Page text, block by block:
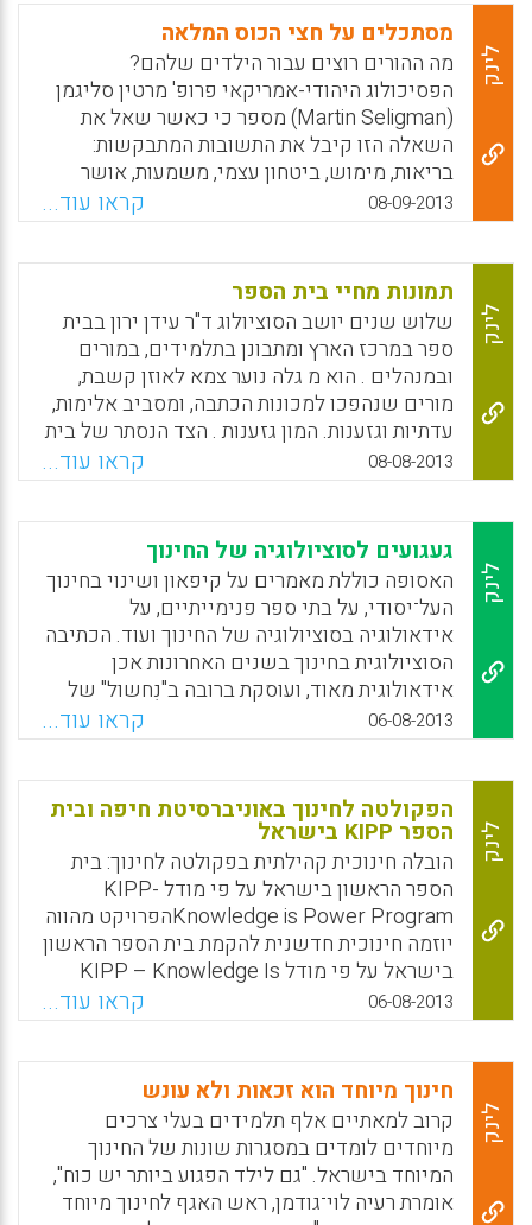
הדרוזי הגיע ל-54.8% – גבוה יותר מהממוצע
בישראל, 49.8%, ודומה לשיעור הזכאים במגזר
היהודי, 55.3%. השינוי הזה בציבור הדרוזי ובבית
ג'אן התחולל על ידי צוותי המורים הוותיקים בבתי
הספר – שלא הוחלפו ולא קיבלו תגבור מהחוץ. גם
התלמידים הם אלה שלמדו בבתי הספר קודם לכן,
ונכשלו בעבר. גם שיעור הנשירה הצטמצם ( ליאור
דטל).
WhatsApp
Facebook
Email
X
לינק
מסתכלים על חצי הכוס המלאה
מה ההורים רוצים עבור הילדים שלהם?
הפסיכולוג היהודי-אמריקאי פרופ' מרטין סליגמן
(Martin Seligman) מספר כי כאשר שאל את
השאלה הזו קיבל את התשובות המתבקשות:
בריאות, מימוש, ביטחון עצמי, משמעות, אושר
ורווחה נפשית. ואולם, בתי הספר מתמקדים
בפיתוח תחומים אחרים: משמעת עצמית, עמידה
בזמנים, הצלחה בבחינות וחשיבה ביקורתית.
בעולם ההישגי והתחרותי של ימינו, הערכים
והכישורים הללו אכן חשובים, אך לא די בהם.
תפקיד מערכת החינוך הוא לראות את התלמיד
כאדם שלם ולהכין אותו לחיים במובן הרחב של
המלה. אם כך, מדוע היא מתעלמת מהכישורים
שהורים מחשיבים כחיוניים לאושרם של
ילדיהם? ( רווית שרף) .
WhatsApp
Facebook
Email
X
08-09-2013 קראו עוד...
לינק
תמונות מחיי בית הספר
שלוש שנים יושב הסוציולוג ד"ר עידן ירון בבית
ספר במרכז הארץ ומתבונן בתלמידים, במורים
ובמנהלים . הוא מ גלה נוער צמא לאוזן קשבת,
מורים שנהפכו למכונות הכתבה, ומסביב אלימות,
עדתיות וגזענות. המון גזענות . הצד הנסתר של בית
הספר . ד"ר עידן ירון, סוציולוג שמבלה כבר שלוש
שנים בתצפית אנתרופולוגית על שגרת חייו של
בית ספר שש-שנתי במרכז הארץ. מבחר קצר של
קטעים מייצגים מתוך המאמר המלא כפי
שהתפרסם בגיליון "הד החינוך" , אוגוסט 2013
WhatsApp
Facebook
Email
X
08-08-2013 קראו עוד...
לינק
געגועים לסוציולוגיה של החינוך
האסופה כוללת מאמרים על קיפאון ושינוי בחינוך
העל־יסודי, על בתי ספר פנימייתיים, על
אידאולוגיה בסוציולוגיה של החינוך ועוד. הכתיבה
הסוציולוגית בחינוך בשנים האחרונות אכן
אידאולוגית מאוד, ועוסקת ברובה ב"נִחשול" של
מיעוטים שונים. הכתיבה הסוציולוגית של קשתי
מעוררת געגועים לסוציולוגיה "מדעית" יותר ומוטה
פחות מבחינה אידאולוגית (בלי הטיות
אידאולוגיות הרי אי אפשר). המאמר האחרון
באסופה, שיצא בפרסומי הד החינוך, נוקט עמדה
ברורה על בסיס ניתוח סוציולוגי של החברה
הישראלית המשוסעת ומערכת החינוך "המפולגת
והמתפוגגת" שלה ( יצחק קשתי) .
WhatsApp
Facebook
Email
X
06-08-2013 קראו עוד...
לינק
הפקולטה לחינוך באוניברסיטת חיפה ובית
הספר KIPP בישראל
הובלה חינוכית קהילתית בפקולטה לחינוך: בית
הספר הראשון בישראל על פי מודל KIPP-
Knowledge is Power Programהפרויקט מהווה
יוזמה חינוכית חדשנית להקמת בית הספר הראשון
בישראל על פי מודל KIPP – Knowledge Is
Power Program, בשיתוף עם משרד החינוך
ומרכז חינוך ליאו בק. התוכנית נועדה לתמוך
בתלמידים מרקע סוציו-אקונומי נמוך, ולסייע להם
לפתח ידע וכישורים אשר יסייעו להם להצטיין
בלימודי התיכון, באקדמיה ובעולם התחרותי של
המאה ה-21. תכנית הפיילוט של KIPP ישראל
יצאה לדרך בקרית ביאליק ותתמקד בתלמידים
מאוכלוסיות מוחלשות, באזור חיפה. חוד החנית
של תכנית חדשנית זו הוא תהליך בקרת האיכות
06-08-2013 קראו עוד...
לינק
חינוך מיוחד הוא זכאות ולא עונש
קרוב למאתיים אלף תלמידים בעלי צרכים
מיוחדים לומדים במסגרות שונות של החינוך
המיוחד בישראל. "גם לילד הפגוע ביותר יש כוח",
אומרת רעיה לוי־גודמן, ראש האגף לחינוך מיוחד